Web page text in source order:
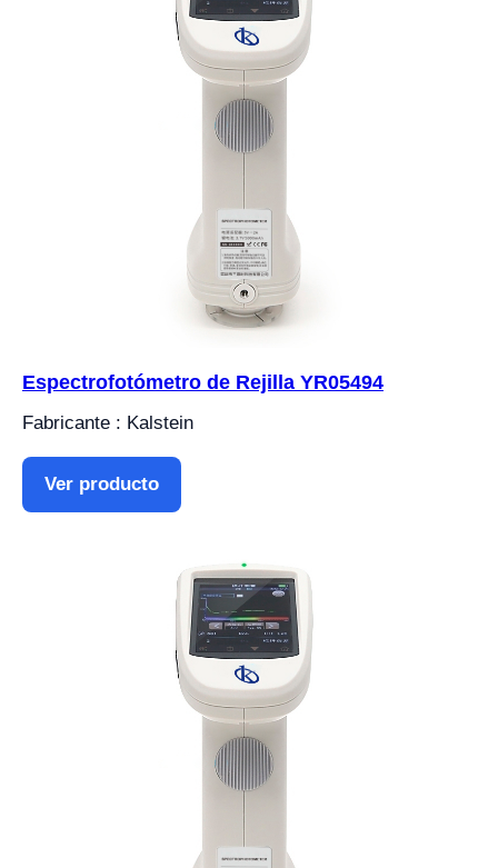
Espectrofotómetro de Rejilla YR05494
Fabricante : Kalstein
Ver producto